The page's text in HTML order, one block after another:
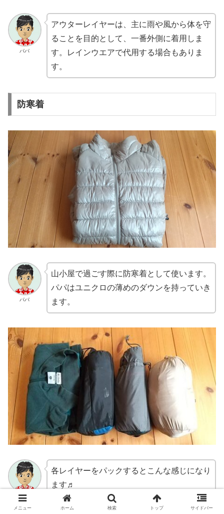
パパ
アウターレイヤーは、主に雨や風から体を守
ることを目的として、一番外側に着用しま
す。レインウエアで代用する場合もありま
す。
防寒着
パパ
山小屋で過ごす際に防寒着として使います。
パパはユニクロの薄めのダウンを持っていき
ます。
パパ
各レイヤーをパックするとこんな感じになり
ます♬
メニュー ホーム 検索 トップ サイドバー